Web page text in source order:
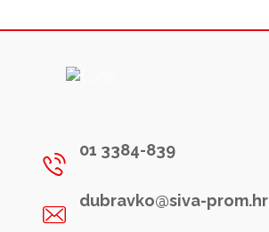
01 3384-839
dubravko@siva-prom.hr